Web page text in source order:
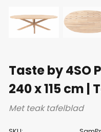
Taste by 4SO
240 x 115 cm |
Met teak tafelblad